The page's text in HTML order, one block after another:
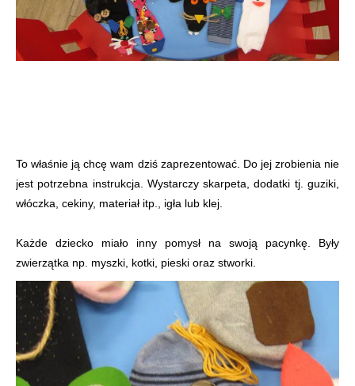
To właśnie ją chcę wam dziś zaprezentować. Do jej zrobienia nie
jest potrzebna instrukcja. Wystarczy skarpeta, dodatki tj. guziki,
włóczka, cekiny, materiał itp., igła lub klej.
Każde dziecko miało inny pomysł na swoją pacynkę. Były
zwierzątka np. myszki, kotki, pieski oraz stworki.